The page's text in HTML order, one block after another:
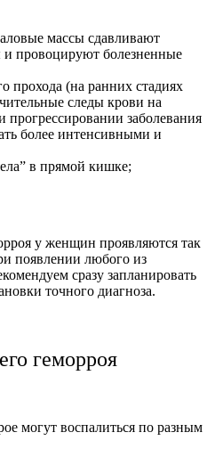
массы сдавливают
и провоцируют болезненные
прохода (на ранних стадиях
следы крови на
прогрессировании заболевания
более интенсивными и
в прямой кишке;
у женщин проявляются так
появлении любого из
сразу запланировать
точного диагноза.
геморроя
могут воспалиться по разным